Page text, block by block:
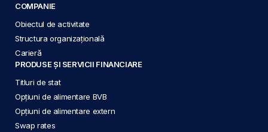
COMPANIE
Obiectul de activitate
Structura organizațională
Carieră
PRODUSE ȘI SERVICII FINANCIARE
Titluri de stat
Opțiuni de alimentare BVB
Opțiuni de alimentare extern
Swap rates